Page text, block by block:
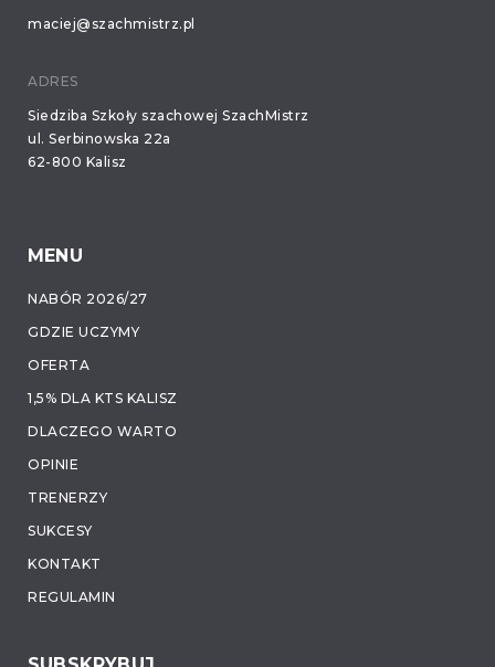
maciej@szachmistrz.pl
ADRES
Siedziba Szkoły szachowej SzachMistrz
ul. Serbinowska 22a
62-800 Kalisz
MENU
NABÓR 2026/27
GDZIE UCZYMY
OFERTA
1,5% DLA KTS KALISZ
DLACZEGO WARTO
OPINIE
TRENERZY
SUKCESY
KONTAKT
REGULAMIN